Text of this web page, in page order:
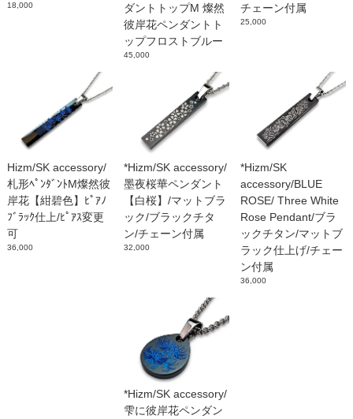
18,000
ダントトップM 燦然
彼岸花ペンダントト
ップフロストブルー
45,000
チェーン付属
25,000
Hizm/SK accessory/
札形ﾍﾟﾝﾀﾞﾝﾄM燦然彼
岸花【紺碧色】ﾋﾟｱﾉ
ﾌﾞﾗｯｸ仕上/ﾋﾟｱｽ変更
可
36,000
*Hizm/SK accessory/
墨夜桜華ペンダント
【白桜】/マットブラ
ック/ブラックチタ
ン/チェーン付属
32,000
*Hizm/SK
accessory/BLUE
ROSE/ Three White
Rose Pendant/ブラ
ックチタン/マットブ
ラック仕上げ/チェー
ン付属
36,000
*Hizm/SK accessory/
雫に彼岸花ペンダン